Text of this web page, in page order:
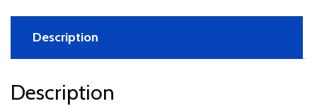
Description
Description